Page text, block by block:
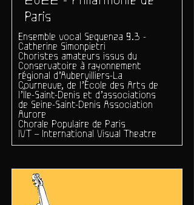
Paris
Ensemble vocal Sequenza 9.3 -
Catherine Simonpietri
Choristes amateurs issus du
Conservatoire à rayonnement
régional d’Aubervilliers-La
Courneuve, de l’École des Arts de
l’Île-Saint-Denis et d’associations
de Seine-Saint-Denis Association
Aurore
Chorale Populaire de Paris
IVT – International Visual Theatre